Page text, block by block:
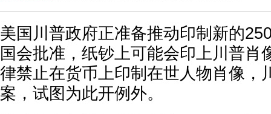
美国川普政府正准备推动印制新的
国会批准，纸钞上可能会印上川普肖
律禁止在货币上印制在世人物肖像，
案，试图为此开例外。